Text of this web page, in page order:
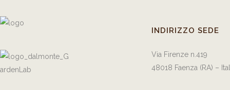
INDIRIZZO SEDE
Via Firenze n.419
48018 Faenza (RA) –